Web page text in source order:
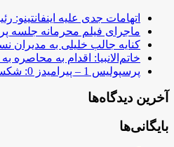
اتهامات جدی علیه
ماجرای فیلم محرمانه جلسه
کنایه جالب خلیلی به مدیران
خاتم‌الانبیا: اقدام به
پرسپولیس 1 – پیرامیدز 0: شکست قهرمان آفریقا!
آخرین دیدگاه‌ها
بایگانی‌ها